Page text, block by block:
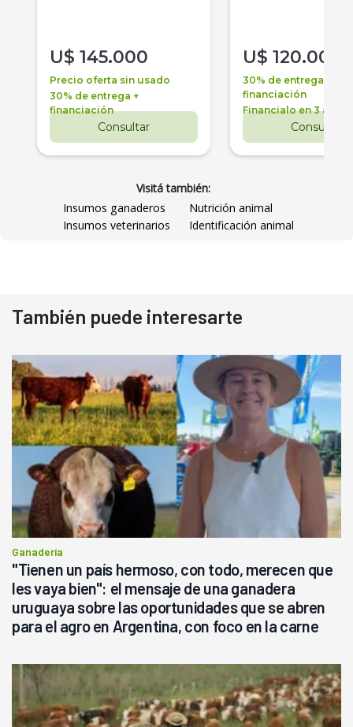
U$ 145.000
Precio oferta sin usado
30% de entrega +
financiación
Consultar
U$ 120.000
30% de entrega +
financiación
Financialo en 3 años
Consultar
Visitá también:
Insumos ganaderos
Nutrición animal
Insumos veterinarios
Identificación animal
También puede interesarte
Ganadería
"Tienen un país hermoso, con todo, merecen que
les vaya bien": el mensaje de una ganadera
uruguaya sobre las oportunidades que se abren
para el agro en Argentina, con foco en la carne